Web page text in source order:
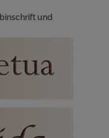
und